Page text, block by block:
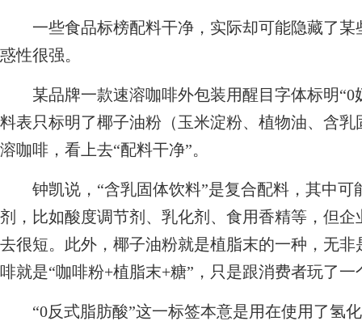
一些食品标榜配料干净，实际却可能隐藏了某
惑性很强。
某品牌一款速溶咖啡外包装用醒目字体标明“0
料表只标明了椰子油粉（玉米淀粉、植物油、含
溶咖啡，看上去“配料干净”。
钟凯说，“含乳固体饮料”是复合配料，其中可
剂，比如酸度调节剂、乳化剂、食用香精等，但
去很短。此外，椰子油粉就是植脂末的一种，无
啡就是“咖啡粉+植脂末+糖”，只是跟消费者玩了
“0反式脂肪酸”这一标签本意是用在使用了氢